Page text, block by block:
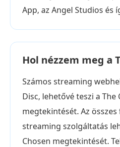
App, az Angel Studios és
Hol nézzem meg a
Számos streaming
Disc, lehetővé teszi a The
megtekintését. Az
streaming szolgáltatás
Chosen megtekintését.